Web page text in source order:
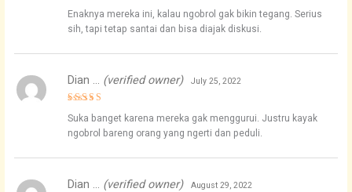
Rated
out of 5
Enaknya mereka ini, kalau ngobrol gak bikin tegang. Serius
sih, tapi tetap santai dan bisa diajak diskusi.
Rated
out of 5
Dian … (verified owner) July 25, 2022
Suka banget karena mereka gak menggurui. Justru kayak
ngobrol bareng orang yang ngerti dan peduli.
Dian … (verified owner) August 29, 2022